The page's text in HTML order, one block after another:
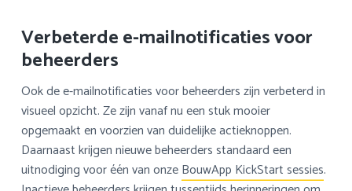
Verbeterde e-mailnotificaties voor
beheerders
Ook de e-mailnotificaties voor beheerders zijn verbeterd in
visueel opzicht. Ze zijn vanaf nu een stuk mooier
opgemaakt en voorzien van duidelijke actieknoppen.
Daarnaast krijgen nieuwe beheerders standaard een
uitnodiging voor één van onzeBouwApp KickStart sessies.